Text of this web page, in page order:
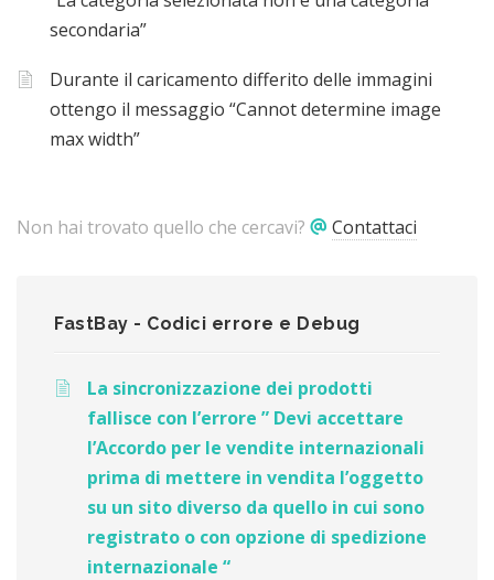
secondaria”
Durante il caricamento differito delle immagini
ottengo il messaggio “Cannot determine image
max width”
Non hai trovato quello che cercavi? Contattaci
FastBay - Codici errore e Debug
La sincronizzazione dei prodotti
fallisce con l’errore ” Devi accettare
l’Accordo per le vendite internazionali
prima di mettere in vendita l’oggetto
su un sito diverso da quello in cui sono
registrato o con opzione di spedizione
internazionale “